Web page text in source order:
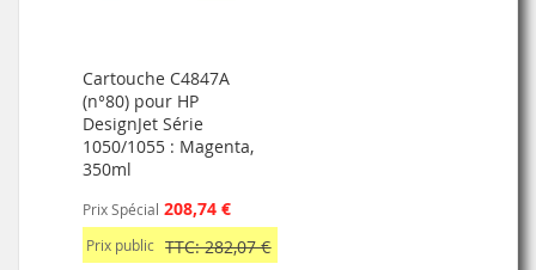
Cartouche C4847A
(n°80) pour HP
DesignJet Série
1050/1055 : Magenta,
350ml
Prix Spécial 208,74 €
Prix public TTC: 282,07 €